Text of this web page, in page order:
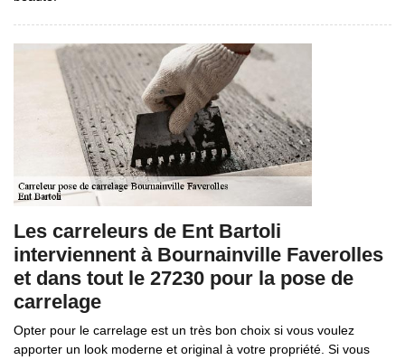
Les carreleurs de Ent Bartoli
interviennent à Bournainville Faverolles
et dans tout le 27230 pour la pose de
carrelage
Opter pour le carrelage est un très bon choix si vous voulez
apporter un look moderne et original à votre propriété. Si vous